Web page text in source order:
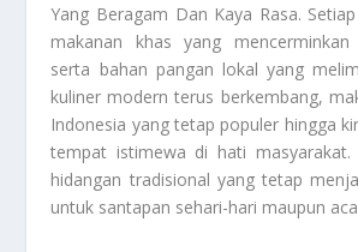
Yang Beragam Dan Kaya Rasa.
makanan khas yang
serta bahan pangan lokal yang
kuliner modern terus berkembang,
Indonesia yang tetap populer hingga
tempat istimewa di hati masyarakat.
hidangan tradisional yang tetap
untuk santapan sehari-hari maupun